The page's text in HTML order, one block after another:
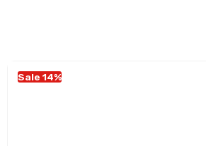
Sale 14%